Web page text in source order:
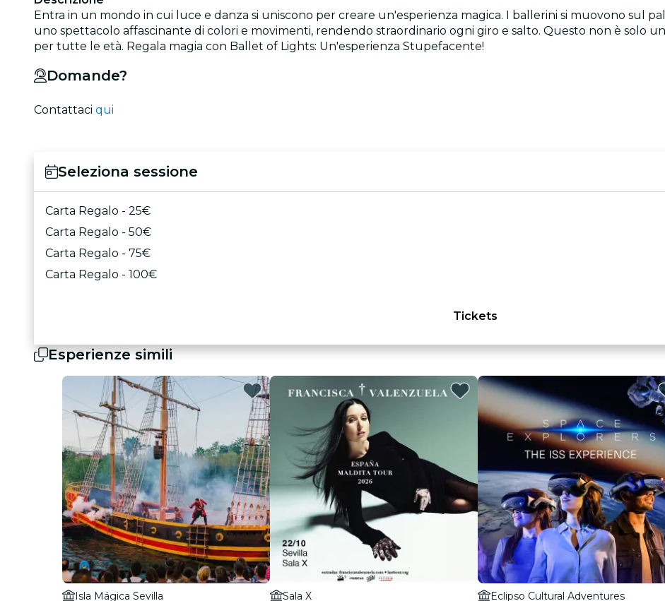
Entra in un mondo in cui luce e danza si uniscono per creare un'esperienza magica. I ballerini si muovono sul
uno spettacolo affascinante di colori e movimenti, rendendo straordinario ogni giro e salto. Questo non è solo
per tutte le età. Regala magia con Ballet of Lights: Un'esperienza Stupefacente!
Domande?
Contattaci qui
Seleziona sessione
Carta Regalo - 25€
Carta Regalo - 50€
Carta Regalo - 75€
Carta Regalo - 100€
Tickets
Esperienze simili
Isla Mágica Sevilla Sala X Eclipso Cultural Adventures